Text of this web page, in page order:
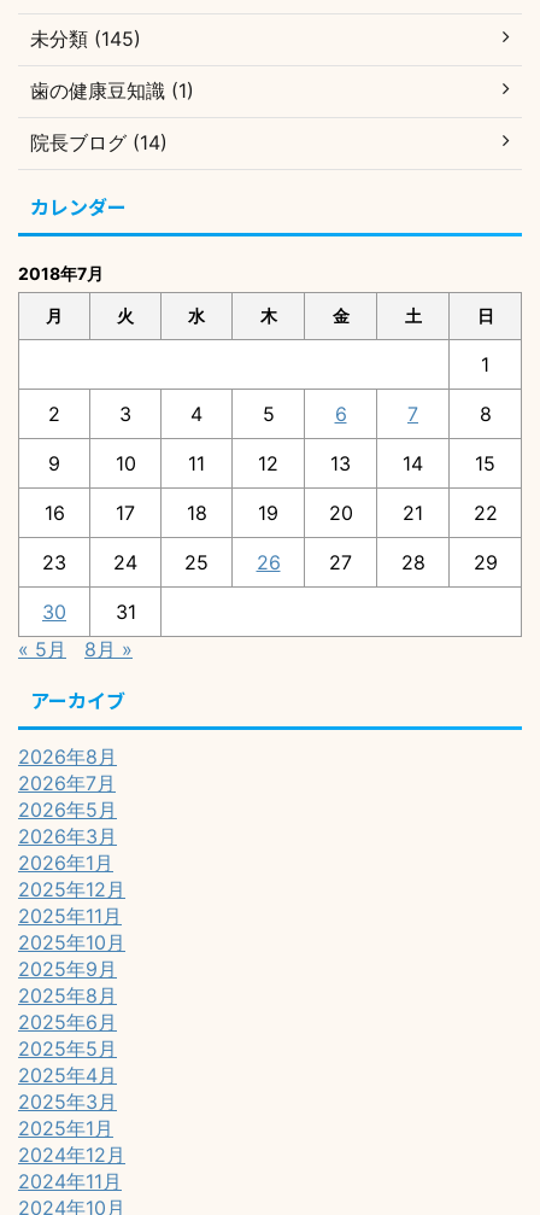
未分類 (145)
歯の健康豆知識 (1)
院長ブログ (14)
カレンダー
2018年7月
月 火 水 木 金 土 日
1
2 3 4 5 6 7 8
9 10 11 12 13 14 15
16 17 18 19 20 21 22
23 24 25 26 27 28 29
30
31
« 5月
8月 »
アーカイブ
2026年8月
2026年7月
2026年5月
2026年3月
2026年1月
2025年12月
2025年11月
2025年10月
2025年9月
2025年8月
2025年6月
2025年5月
2025年4月
2025年3月
2025年1月
2024年12月
2024年11月
2024年10月